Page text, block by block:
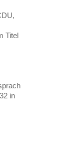
Titel
in